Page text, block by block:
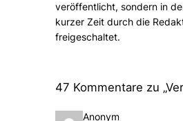
veröffentlicht, sondern in
kurzer Zeit durch die
freigeschaltet.
47 Kommentare zu
Anonym